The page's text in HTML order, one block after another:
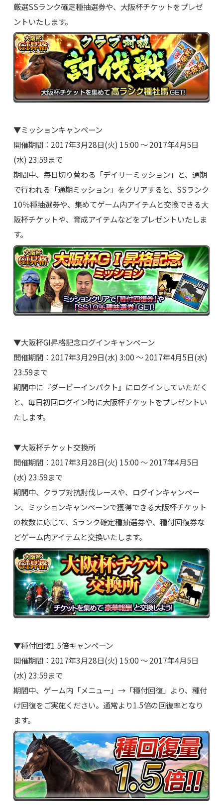
厳選SSランク確定種抽選券や、大阪杯チケットをプレゼ
ントいたします。
▼ミッションキャンペーン
開催期間：2017年3月28日(火) 15:00 ～ 2017年4月5日
(水) 23:59まで
期間中、毎日切り替わる「デイリーミッション」と、通期
で行われる「通期ミッション」をクリアすると、SSランク
10％種抽選券や、集めてゲーム内アイテムと交換できる大
阪杯チケットや、育成アイテムなどをプレゼントいたしま
す。
▼大阪杯GI昇格記念ログインキャンペーン
開催期間：2017年3月29日(水) 3:00 ～ 2017年4月5日(水)
23:59まで
期間中に『ダービーインパクト』にログインしていただく
と、毎日初回ログイン時に大阪杯チケットをプレゼントい
たします。
▼大阪杯チケット交換所
開催期間：2017年3月28日(火) 15:00 ～ 2017年4月5日
(水) 23:59まで
期間中、クラブ対抗討伐レースや、ログインキャンペー
ン、ミッションキャンペーンで獲得できる大阪杯チケット
の枚数に応じて、Sランク確定種抽選券や、種付回復券な
どゲーム内アイテムと交換いたします。
▼種付回復1.5倍キャンペーン
開催期間：2017年3月28日(火) 15:00 ～ 2017年4月5日
(水) 23:59まで
期間中、ゲーム内「メニュー」→「種付回復」より、種付
け回復をご実施ください。通常より1.5倍の回復率となり
ます。